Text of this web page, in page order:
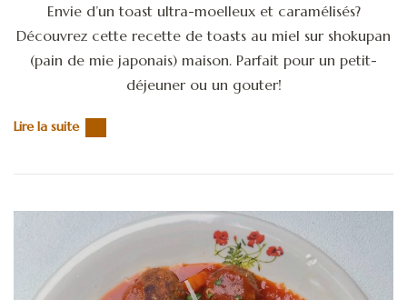
Envie d’un toast ultra-moelleux et caramélisés?
Découvrez cette recette de toasts au miel sur shokupan
(pain de mie japonais) maison. Parfait pour un petit-
déjeuner ou un gouter!
Lire la suite